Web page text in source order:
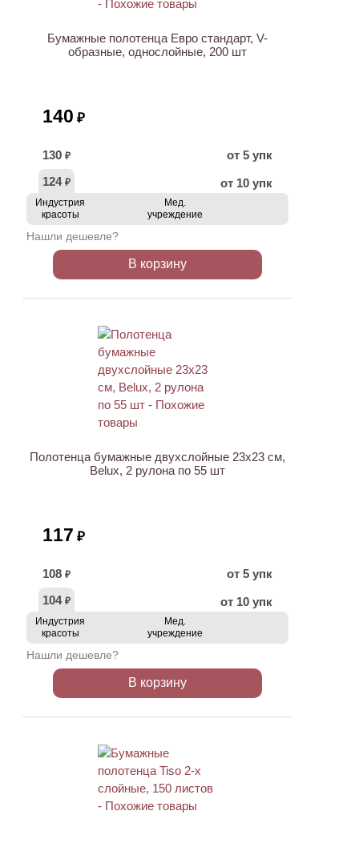
Бумажные полотенца Евро стандарт, V-
образные, однослойные, 200 шт
140 ₽
130 ₽
от 5 упк
124 ₽ от 10 упк
Индустрия
красоты
Мед.
учреждение
Нашли дешевле?
В корзину
Полотенца бумажные двухслойные 23х23 см,
Belux, 2 рулона по 55 шт
117 ₽
108 ₽
от 5 упк
104 ₽ от 10 упк
Индустрия
красоты
Мед.
учреждение
Нашли дешевле?
В корзину